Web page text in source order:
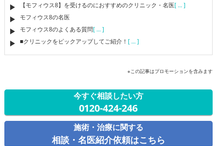
【モフィウス8】を受けるのにおすすめのクリニック・名医[ ... ]
モフィウス8の名医
モフィウス8のよくある質問[ ... ]
■クリニックをピックアップしてご紹介！ [ ... ]
※この記事はプロモーションを含みます
今すぐ相談したい方
0120-424-246
施術・治療に関する
相談・名医紹介依頼はこちら